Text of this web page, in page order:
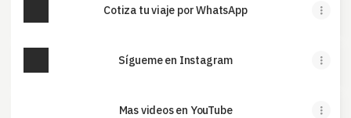
Cotiza tu viaje por WhatsApp
Sígueme en Instagram
Mas videos en YouTube